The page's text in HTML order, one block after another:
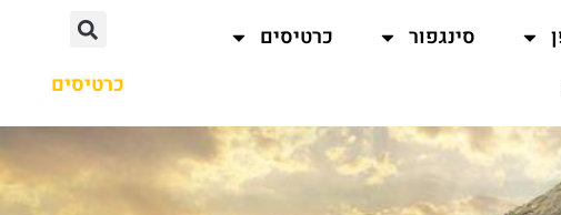
סינגפור
כרטיסים
כרטיסים